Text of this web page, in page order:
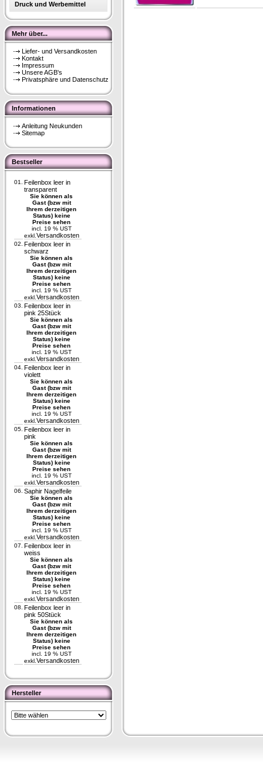
Druck und Werbemittel
Mehr über...
Liefer- und Versandkosten
Kontakt
Impressum
Unsere AGB's
Privatsphäre und Datenschutz
Informationen
Anleitung Neukunden
Sitemap
Bestseller
01.
Feilenbox leer in
transparent
Sie können als
Gast (bzw mit
Ihrem derzeitigen
Status) keine
Preise sehen
incl. 19 % UST
exkl. Versandkosten
02. Feilenbox leer in
schwarz
Sie können als
Gast (bzw mit
Ihrem derzeitigen
Status) keine
Preise sehen
incl. 19 % UST
exkl. Versandkosten
03. Feilenbox leer in
pink 25Stück
Sie können als
Gast (bzw mit
Ihrem derzeitigen
Status) keine
Preise sehen
incl. 19 % UST
exkl. Versandkosten
04. Feilenbox leer in
violett
Sie können als
Gast (bzw mit
Ihrem derzeitigen
Status) keine
Preise sehen
incl. 19 % UST
exkl. Versandkosten
05. Feilenbox leer in
pink
Sie können als
Gast (bzw mit
Ihrem derzeitigen
Status) keine
Preise sehen
incl. 19 % UST
exkl. Versandkosten
06. Saphir Nagelfeile
Sie können als
Gast (bzw mit
Ihrem derzeitigen
Status) keine
Preise sehen
incl. 19 % UST
exkl. Versandkosten
07. Feilenbox leer in
weiss
Sie können als
Gast (bzw mit
Ihrem derzeitigen
Status) keine
Preise sehen
incl. 19 % UST
exkl. Versandkosten
08. Feilenbox leer in
pink 50Stück
Sie können als
Gast (bzw mit
Ihrem derzeitigen
Status) keine
Preise sehen
incl. 19 % UST
exkl. Versandkosten
Hersteller